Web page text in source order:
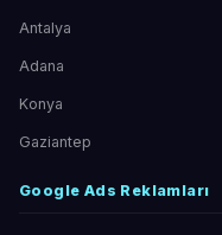
Antalya
Adana
Konya
Gaziantep
Google Ads Reklamları